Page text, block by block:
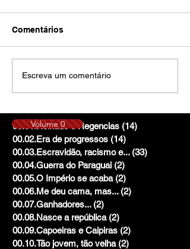
Comentários
Escreva um comentário
00.01.Reinado e Regencias (14)
00.02.Era de progressos (14)
00.03.Escravidão, racismo e... (33)
00.04.Guerra do Paraguai (2)
00.05.O Império se acaba (2)
00.06.Me deu cama, mas... (2)
00.07.Ganhadores... (2)
00.08.Nasce a república (2)
00.09.Capoeiras e Caipiras (2)
00.10.Tão jovem, tão velha (2)
Volume 0